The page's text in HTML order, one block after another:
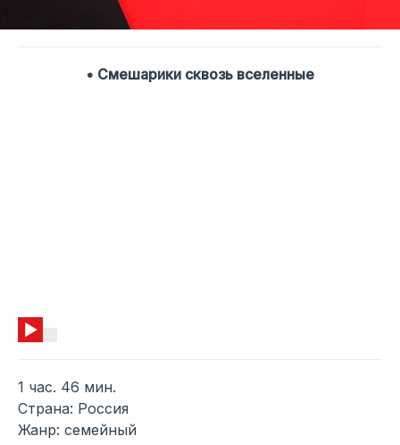
• Смешарики сквозь вселенные
1 час. 46 мин.
Страна: Россия
Жанр: семейный